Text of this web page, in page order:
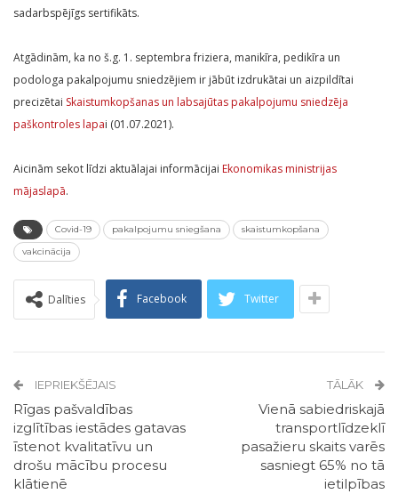
sadarbspējīgs sertifikāts.
Atgādinām, ka no š.g. 1. septembra friziera, manikīra, pedikīra un
podologa pakalpojumu sniedzējiem ir jābūt izdrukātai un aizpildītai
precizētai Skaistumkopšanas un labsajūtas pakalpojumu sniedzēja
paškontroles lapai (01.07.2021).
Aicinām sekot līdzi aktuālajai informācijai Ekonomikas ministrijas
mājaslapā.
Covid-19 pakalpojumu sniegšana
skaistumkopšana
vakcinācija
Dalīties Facebook Twitter
IEPRIEKŠĒJAIS
Rīgas pašvaldības
izglītības iestādes gatavas
īstenot kvalitatīvu un
drošu mācību procesu
klātienē
TĀLĀK
Vienā sabiedriskajā
transportlīdzeklī
pasažieru skaits varēs
sasniegt 65% no tā
ietilpības